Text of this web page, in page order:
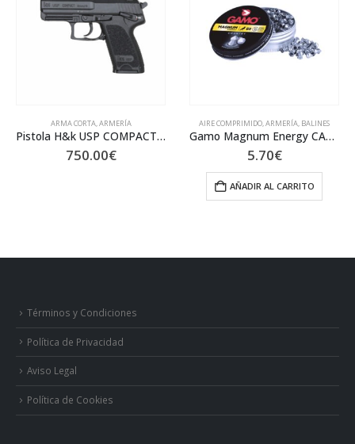
ARMA CORTA,ARMERÍA
Pistola H&k USP COMPACT 9mm
750.00€
AIRE COMPRIMIDO,ARMERÍA, BALINES
Gamo Magnum Energy CAL. 4,5 500
5.70€
AÑADIR AL CARRITO
Términos y Condiciones
Política de Privacidad
Aviso Legal
Política de Cookies